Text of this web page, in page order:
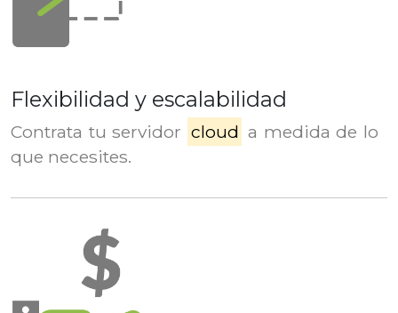
Flexibilidad y escalabilidad
Contrata tu servidor cloud a medida de lo
que necesites.